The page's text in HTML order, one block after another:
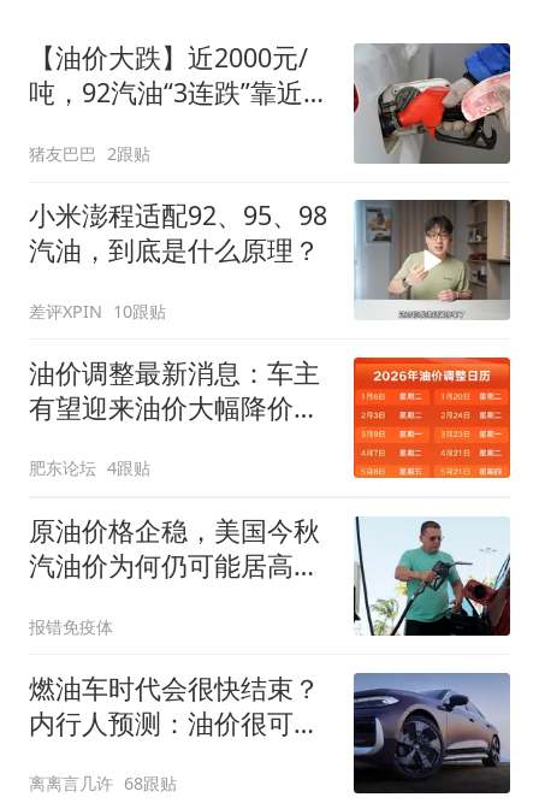
【油价大跌】近2000元/
吨，92汽油“3连跌”靠近“6
次8月14日调价，预跌350
元/吨！
猪友巴巴 2跟贴
小米澎程适配92、95、98
汽油，到底是什么原理？
差评XPIN 10跟贴
油价调整最新消息：车主
有望迎来油价大幅降价！
幅度已从0.09元/升，扩大
至约0.3元/升！
肥东论坛 4跟贴
原油价格企稳，美国今秋
汽油价为何仍可能居高不
报错免疫体
燃油车时代会很快结束？
内行人预测：油价很可能
离离言几许 68跟贴